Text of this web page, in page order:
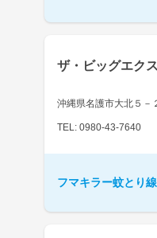
ザ・ビッグエク
沖縄県名護市大北５－
TEL: 0980-43-7640
フマキラー蚊とり